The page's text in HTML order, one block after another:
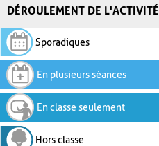
DÉROULEMENT DE L'ACTIVITÉ
Sporadiques
En plusieurs séances
En classe seulement
Hors classe